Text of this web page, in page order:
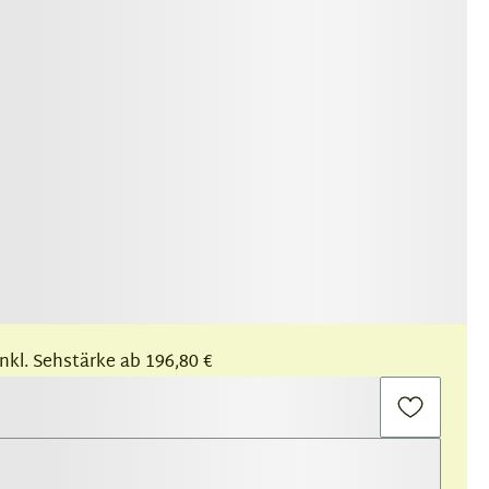
Sehstärke ab 196,80 €